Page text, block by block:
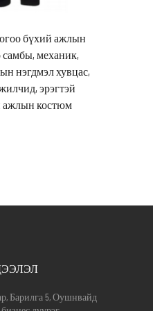
бүхий ажлын
самбы, механик,
нэгдмэл хувцас,
эрэгтэй
ажлын костюм
Барилга 5, Оушнвайд